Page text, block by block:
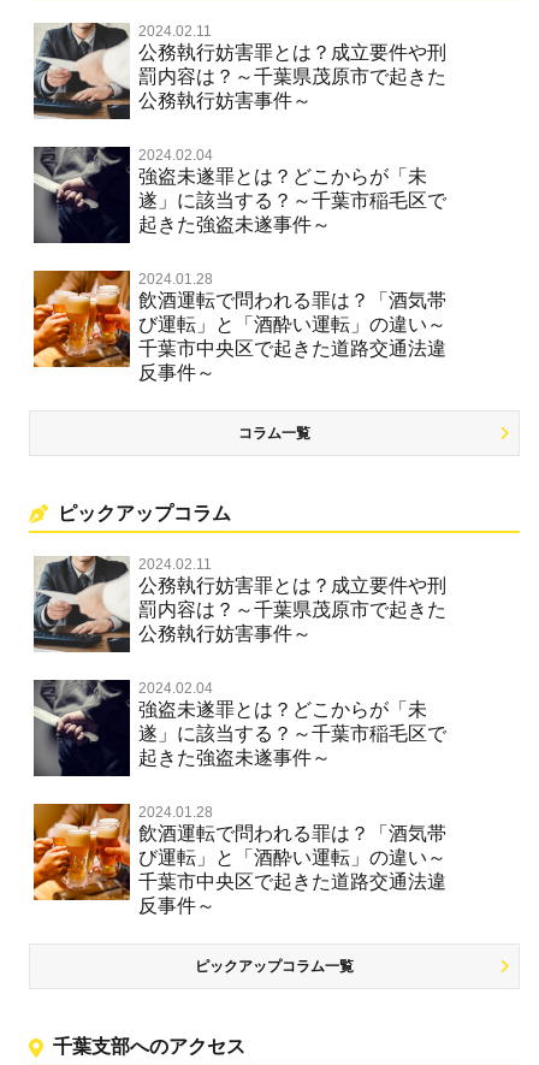
2024.02.11
公務執行妨害罪とは？成立要件や刑
罰内容は？～千葉県茂原市で起きた
公務執行妨害事件～
2024.02.04
強盗未遂罪とは？どこからが「未
遂」に該当する？～千葉市稲毛区で
起きた強盗未遂事件～
2024.01.28
飲酒運転で問われる罪は？「酒気帯
び運転」と「酒酔い運転」の違い～
千葉市中央区で起きた道路交通法違
反事件～
コラム一覧
ピックアップコラム
2024.02.11
公務執行妨害罪とは？成立要件や刑
罰内容は？～千葉県茂原市で起きた
公務執行妨害事件～
2024.02.04
強盗未遂罪とは？どこからが「未
遂」に該当する？～千葉市稲毛区で
起きた強盗未遂事件～
2024.01.28
飲酒運転で問われる罪は？「酒気帯
び運転」と「酒酔い運転」の違い～
千葉市中央区で起きた道路交通法違
反事件～
ピックアップコラム一覧
千葉支部へのアクセス